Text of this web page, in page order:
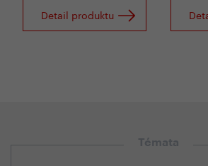
Detail produktu
Témata